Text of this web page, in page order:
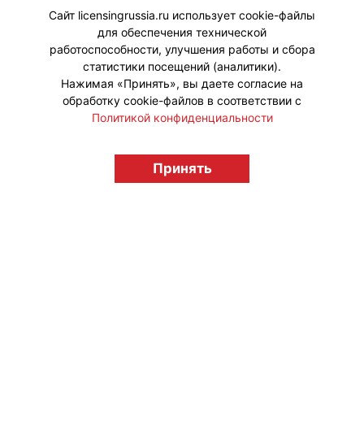
элементов картины.
#Мерч
licensingrussia.ru, 2009-2026 12+
Сайт licensingrussia.ru использует cookie-файлы
для обеспечения технической
работоспособности, улучшения работы и сбора
статистики посещений (аналитики).
Нажимая «Принять», вы даете согласие на
обработку cookie-файлов в соответствии с
Политикой конфиденциальности
Принять